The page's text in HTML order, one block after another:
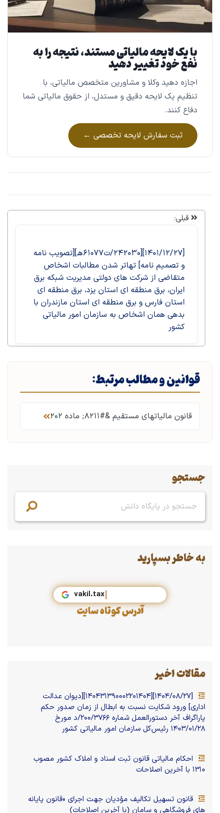
با یک لایحه مالیاتی مستند، نتیجه را به
نفع خود تغییر دهید
اجازه دهید وکلا و مشاورین متخصص مالیاتی، با
تنظیم یک لایحه دقیق و مستدل، از حقوق مالیاتی شما
دفاع کنند.
ثبت سفارش لایحه تخصصی ←
قبلی:
[۱۴۰۱/۱۲/۲۷][۲۴۲۰۳۰/ت۶۱۰۷۷هـ][تصویب نامه
و تصمیم نامه] تهاتر شدن مطالبات اشخاص
متقاضی از شرکت های دولتی مدیریت شبکه برق
ایران، برق منطقه ای استان یزد، برق منطقه ای
استان فارس و برق منطقه ای استان مازندران با
بدهی همان اشخاص به سازمان امور مالیاتی
کشور
قوانین و مطالب مرتبط:
قانون مالیاتهای مستقیم &#۸۲۱۱; ماده ۲۰۲
جستجو
به خاطر بسپارید
vaki
آدرس کوتاه سایت
مقالات اخیر
[۱۴۰۴/۰۸/۲۷][۱۴۰۴۳۱۳۹۰۰۰۲۲۰۱۴۰۴][دیوان عدالت
اداری] ورود شکایت نسبت به ابطال از زمان صدور حکم
پاراگراف آخر دستور‌العمل شماره ۲۰۰/۳۷۶۶/د مورخ
۱۴۰۳/۰۱/۲۸ رئیس‌کل سازمان امور مالیاتی کشور
احکام مالیاتی قانون ثبت اسناد و املاک کشور مصوب
۱۳۱۰ با آخرین اصلاحات
قانون تسهیل تکالیف مؤدیان جهت اجرای «قانون پایانه
های فروشگاهی و سامان (با آخرین اصلاحات)